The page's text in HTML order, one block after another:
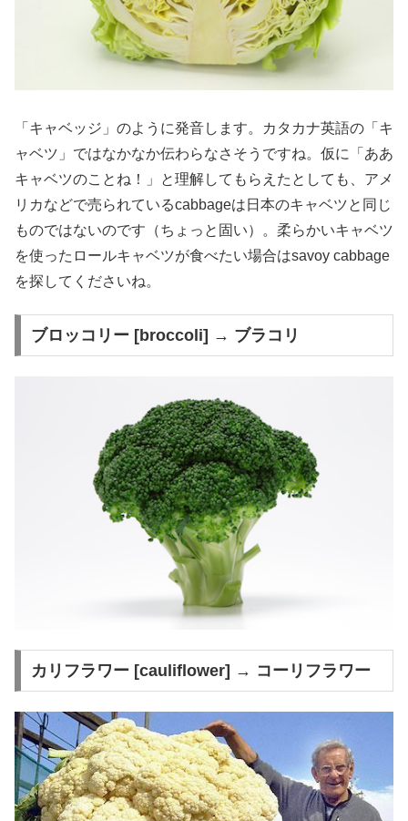
「キャベッジ」のように発音します。カタカナ英語の「キ
ャベツ」ではなかなか伝わらなさそうですね。仮に「ああ
キャベツのことね！」と理解してもらえたとしても、アメ
リカなどで売られているcabbageは日本のキャベツと同じ
ものではないのです（ちょっと固い）。柔らかいキャベツ
を使ったロールキャベツが食べたい場合はsavoy cabbage
を探してくださいね。
ブロッコリー [broccoli] → ブラコリ
カリフラワー [cauliflower] → コーリフラワー